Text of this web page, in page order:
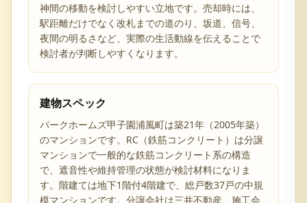
神間の移動を検討しやすい立地です。売却時には、
駅距離だけでなく改札までの道のり、坂道、信号、
夜間の明るさなど、実際の生活動線を伝えることで
検討者が判断しやすくなります。
建物スペック
パークホームズ甲子園浦風町は築21年（2005年築）
のマンションです。RC（鉄筋コンクリート）は分譲
マンションで一般的な鉄筋コンクリート系の構造
で、遮音性や維持管理の状態が検討材料になりま
す。階建ては地下1階付4階建で、総戸数37戸の中規
模マンションです。分譲会社は三井不動産、施工会